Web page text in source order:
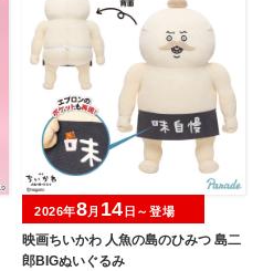
映画ちいかわ 人魚の島のひみつ 島二
郎BIGぬいぐるみ
2026年8月 14 日～登場